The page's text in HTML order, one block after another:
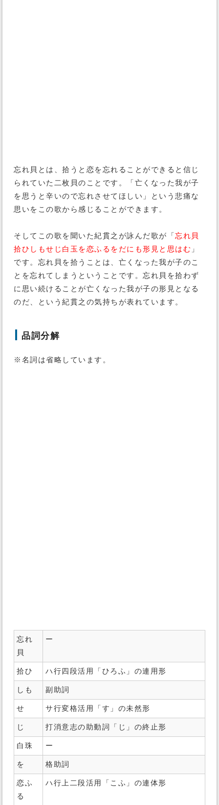
忘れ貝とは、拾うと恋を忘れることができると信じ
られていた二枚貝のことです。「亡くなった我が子
を思うと辛いので忘れさせてほしい」という悲痛な
思いをこの歌から感じることができます。
そしてこの歌を聞いた紀貫之が詠んだ歌が「 忘れ貝
拾ひしもせじ白玉を恋ふるをだにも形見と思はむ 」
です。忘れ貝を拾うことは、亡くなった我が子のこ
とを忘れてしまうということです。忘れ貝を拾わず
に思い続けることが亡くなった我が子の形見となる
のだ、という紀貫之の気持ちが表れています。
品詞分解
※名詞は省略しています。
忘れ
貝
ー
拾ひ ハ行四段活用「ひろふ」の連用形
しも 副助詞
せ サ行変格活用「す」の未然形
じ 打消意志の助動詞「じ」の終止形
白珠 ー
を 格助詞
恋ふ
る
ハ行上二段活用「こふ」の連体形